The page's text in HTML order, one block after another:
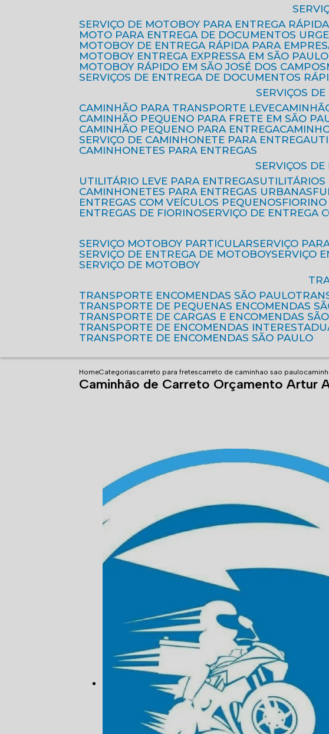
SERVIÇO DE MOTOBOY PARA ENTREGA RÁPIDA
MOTO PARA ENTREGA DE DOCUMENTOS
MOTOBOY DE ENTREGA RÁPIDA PARA
MOTOBOY ENTREGA EXPRESSA EM SÃO PAULO
MOTOBOY RÁPIDO EM SÃO JOSÉ DOS CAMPOS
SERVIÇOS DE ENTREGA DE DOCUMENTOS
SERVIÇOS
CAMINHÃO PARA TRANSPORTE LEVE
CAMINHÃO PEQUENO PARA FRETE EM SÃO
CAMINHÃO PEQUENO PARA ENTREGA
SERVIÇO DE CAMINHONETE PARA ENTREGA
CAMINHONETES PARA ENTREGAS
SERVIÇOS
UTILITÁRIO LEVE PARA ENTREGAS
CAMINHONETES PARA ENTREGAS URBANAS
ENTREGAS COM VEÍCULOS PEQUENOS
ENTREGAS DE FIORINO
SERVIÇO DE ENTREGA
SERVIÇO MOTOBOY PARTICULAR
SERVIÇO
SERVIÇO DE ENTREGA DE MOTOBOY
SERVIÇO
SERVIÇO DE MOTOBOY
TRANSPORTE ENCOMENDAS SÃO PAULO
TRANSPORTE DE PEQUENAS ENCOMENDAS
TRANSPORTE DE CARGAS E ENCOMENDAS
TRANSPORTE DE ENCOMENDAS
TRANSPORTE DE ENCOMENDAS SÃO PAULO
HomeCategoriascarreto para fretescarreto de caminhao sao paulo
Caminhão de Carreto Orçamento Artur